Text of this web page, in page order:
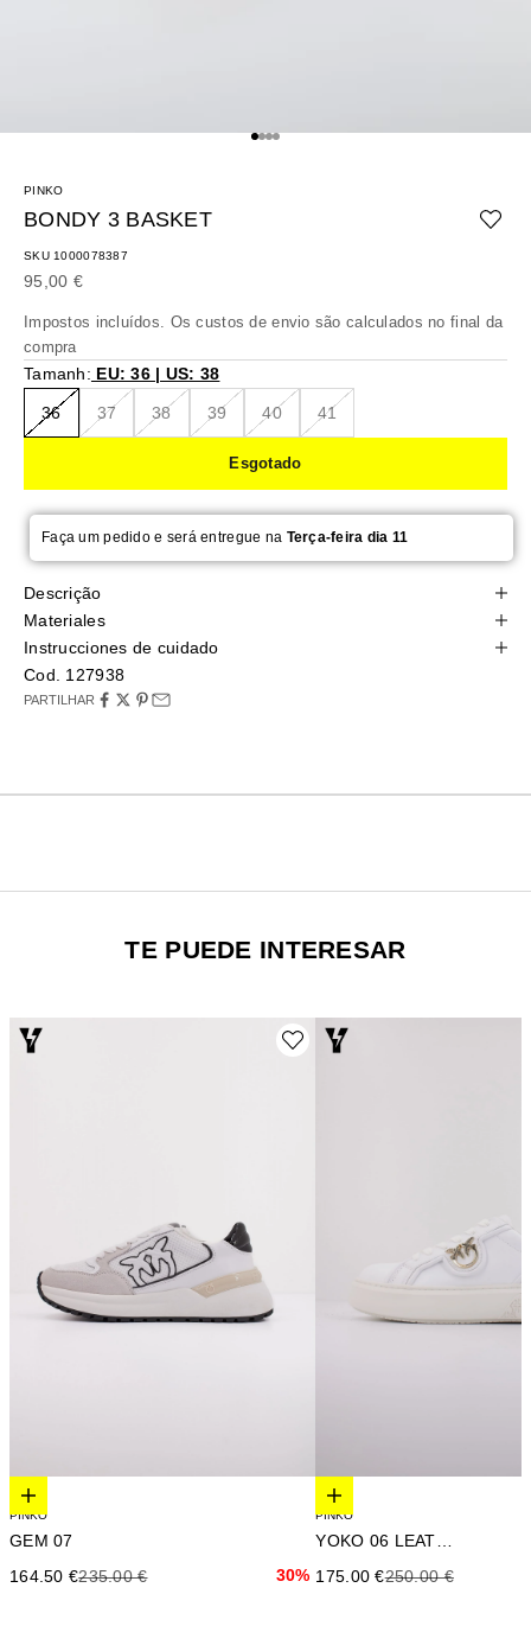
Ir para o artigo 1
Ir para o artigo 2
Ir para o artigo 3
Ir para o artigo 4
PINKO
BONDY 3 BASKET
SKU 1000078387
Preço promocional
95,00 €
Impostos incluídos. Oscustos de envio são calculados no final da
compra
Tamanh: EU: 36 | US: 38
36 37 38 39 40 41
Esgotado
Faça um pedido e será entregue na Terça-feira dia 11
Descrição
Materiales
Instrucciones de cuidado
Cod. 127938
PARTILHAR
TE PUEDE INTERESAR
Elige opciones
PINKO
GEM 07
Precio de oferta
164.50 €Precio anterior
235.00 € 30%
Elige opciones
PINKO
YOKO 06 LEATHER
Precio de oferta
175.00 €Precio anterior
250.00 €